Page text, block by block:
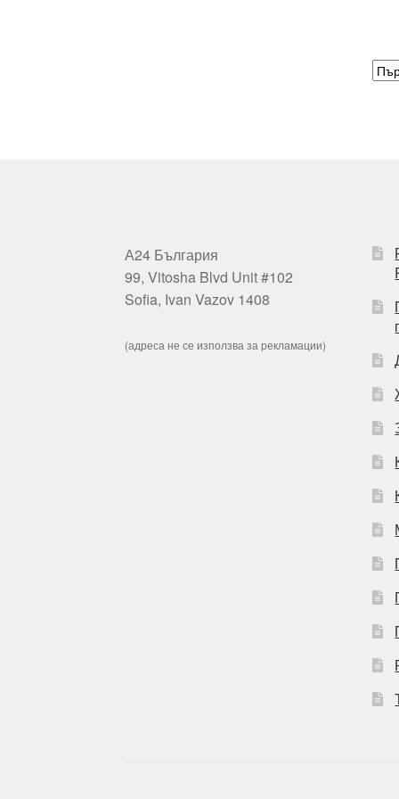
А24 България
99, Vitosha Blvd Unit #102
Sofia, Ivan Vazov 1408
(адреса не се използва за рекламации)